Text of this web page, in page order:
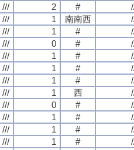
/// 2 #
/// 1 南南西
/// 1 #
/// 0 #
/// 1 #
/// 1 #
/// 1 #
/// 1 西
/// 0 #
/// 1 #
/// 1 #
/// 1 #